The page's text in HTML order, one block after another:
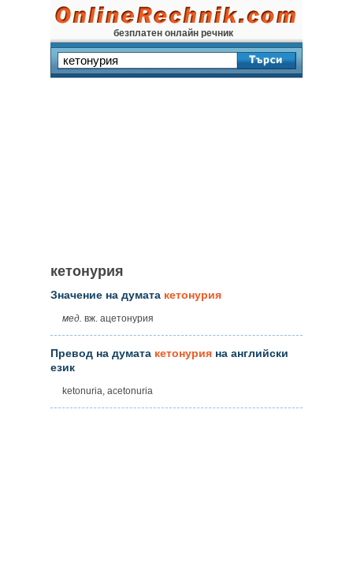
безплатен онлайн речник
кетонурия
Значение на думата кетонурия
мед. вж. ацетонурия
Превод на думата кетонурия на английски
език
ketonuria, acetonuria